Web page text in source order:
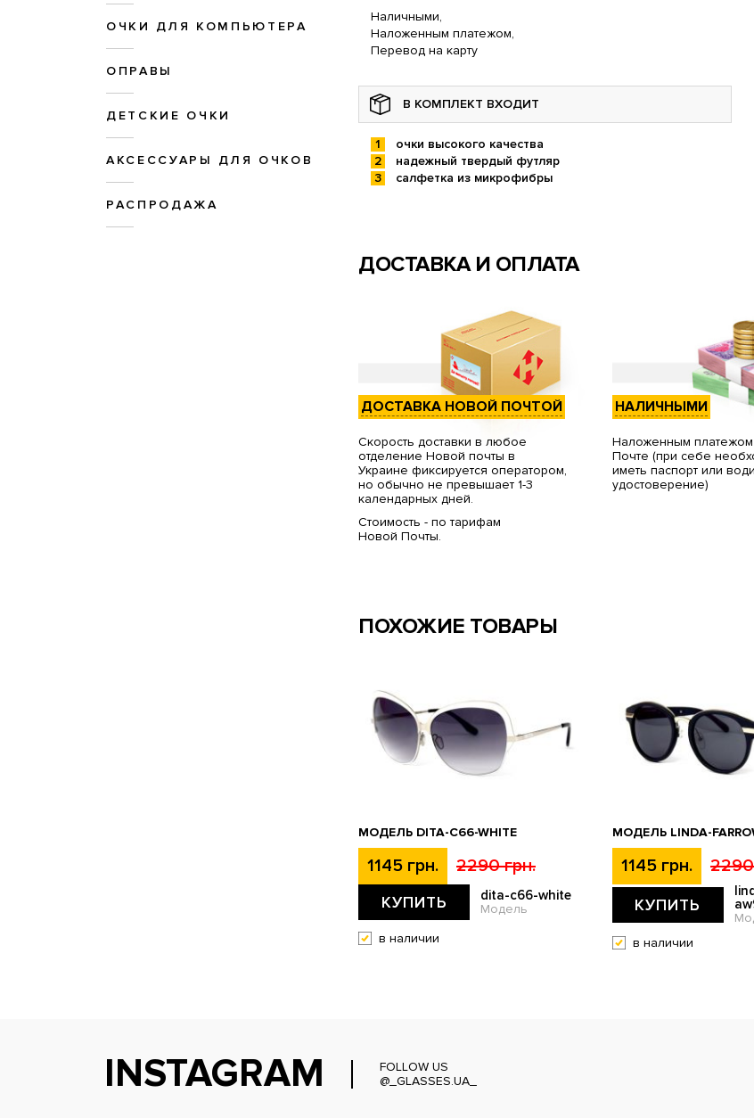
ОЧКИ ДЛЯ КОМПЬЮТЕРА
ОПРАВЫ
ДЕТСКИЕ ОЧКИ
АКСЕССУАРЫ ДЛЯ ОЧКОВ
РАСПРОДАЖА
Наличными,
Наложенным платежом,
Перевод на карту
В КОМПЛЕКТ ВХОДИТ
очки высокого качества
надежный твердый футляр
салфетка из микрофибры
ДОСТАВКА И ОПЛАТА
ДОСТАВКА НОВОЙ ПОЧТОЙ
Скорость доставки в любое
отделение Новой почты в
Украине фиксируется оператором,
но обычно не превышает 1-3
календарных дней.
Стоимость - по тарифам
Новой Почты.
НАЛИЧНЫМИ
Наложенным
Почте (при себе
иметь паспорт или
удостоверение)
ПОХОЖИЕ ТОВАРЫ
МОДЕЛЬ DITA-C66-WHITE
1145 грн. 2290 грн.
КУПИТЬ dita-c66-white
Модель
в наличии
МОДЕЛЬ LINDA-
1145 грн.
КУПИТЬ
в наличии
INSTAGRAM
FOLLOW US
@_GLASSES.UA_